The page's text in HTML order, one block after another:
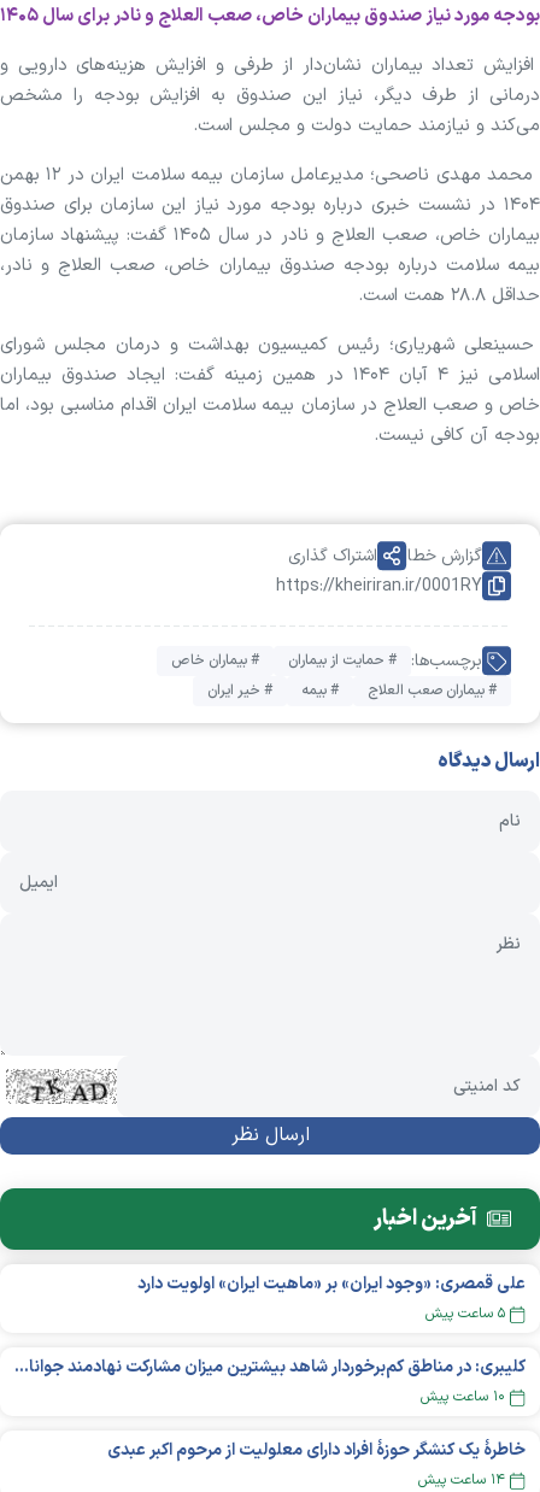
بودجه مورد نیاز صندوق بیماران خاص، صعب العلاج و نادر برای سال ۱۴۰۵
افزایش تعداد بیماران نشان‌دار از طرفی و افزایش هزینه‌های دارویی و
درمانی از طرف دیگر، نیاز این صندوق به افزایش بودجه را مشخص
می‌کند و نیازمند حمایت دولت و مجلس است.
محمد مهدی ناصحی؛ مدیرعامل سازمان بیمه سلامت ایران در ۱۲ بهمن
۱۴۰۴ در نشست خبری درباره بودجه مورد نیاز این سازمان برای صندوق
بیماران خاص، صعب العلاج و نادر در سال ۱۴۰۵ گفت: پیشنهاد سازمان
بیمه سلامت درباره بودجه صندوق بیماران خاص، صعب العلاج و نادر،
حداقل ۲۸.۸ همت است.
حسینعلی شهریاری؛ رئیس کمیسیون بهداشت و درمان مجلس شورای
اسلامی نیز ۴ آبان ۱۴۰۴ در همین زمینه گفت: ایجاد صندوق بیماران
خاص و صعب العلاج در سازمان بیمه سلامت ایران اقدام مناسبی بود، اما
بودجه آن کافی نیست.
https://kheiriran.ir/0001RY
گزارش خطا اشتراک گذاری
برچسب‌ها: # حمایت از بیماران
# بیماران خاص
# بیماران صعب العلاج
# بیمه # خیر ایران
ارسال دیدگاه
آخرین اخبار
علی قمصری: «وجود ایران» بر «ماهیت ایران» اولویت دارد
۵ ساعت پیش
کلیبری: در مناطق کم‌برخوردار شاهد بیشترین میزان مشارکت نهادمند جوانان هستیم
۱۰ ساعت پیش
خاطرۀ یک کنشگر حوزۀ افراد دارای معلولیت از مرحوم اکبر عبدی
۱۴ ساعت پیش